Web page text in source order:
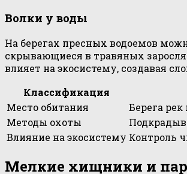
Волки у воды
На берегах пресных водоемов
скрывающиеся в травяных
влияет на экосистему, создавая
Классификация
Место обитания
Берега рек
Методы охоты
Влияние на экосистему Контроль
Мелкие хищники и